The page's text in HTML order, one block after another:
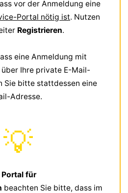
vor der Anmeldung eine
Portal nötig ist. Nutzen
Registrieren.
eine Anmeldung mit
Ihre private E-Mail-
Sie bitte stattdessen eine
Adresse.
💡
Portal für
beachten Sie bitte, dass im